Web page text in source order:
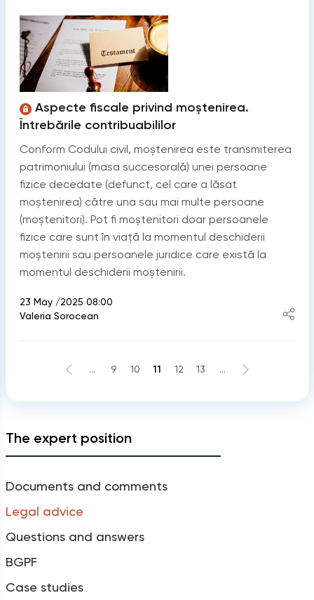
The expert position
Documents and comments
Legal advice
Questions and answers
BGPF
Case studies
Aspecte fiscale privind moștenirea.
Întrebările contribuabililor
Conform Codului civil, moștenirea este transmiterea
patrimoniului (masa succesorală) unei persoane
fizice decedate (defunct, cel care a lăsat
moștenirea) către una sau mai multe persoane
(moștenitori). Pot fi moștenitori doar persoanele
fizice care sunt în viață la momentul deschiderii
moștenirii sau persoanele juridice care există la
momentul deschiderii moștenirii.
23 May /2025 08:00
Valeria Sorocean
... 9 10 11 12 13 ...